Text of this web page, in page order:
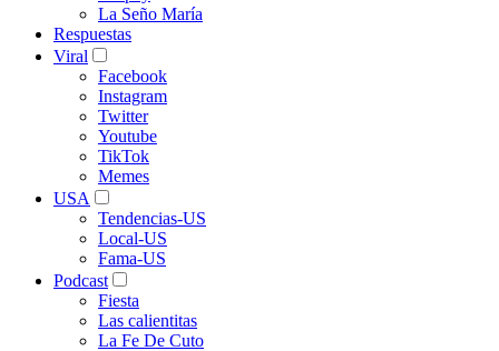
La Seño María
Respuestas
Viral
Facebook
Instagram
Twitter
Youtube
TikTok
Memes
USA
Tendencias-US
Local-US
Fama-US
Podcast
Fiesta
Las calientitas
La Fe De Cuto